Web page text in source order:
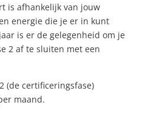
is afhankelijk van jouw
energie die je er in kunt
is er de gelegenheid om je
2 af te sluiten met een
(de certificeringsfase)
maand.